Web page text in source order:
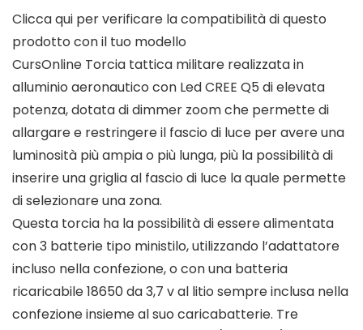
Clicca qui per verificare la compatibilità di questo
prodotto con il tuo modello
CursOnline Torcia tattica militare realizzata in
alluminio aeronautico con Led CREE Q5 di elevata
potenza, dotata di dimmer zoom che permette di
allargare e restringere il fascio di luce per avere una
luminosità più ampia o più lunga, più la possibilità di
inserire una griglia al fascio di luce la quale permette
di selezionare una zona.
Questa torcia ha la possibilità di essere alimentata
con 3 batterie tipo ministilo, utilizzando l’adattatore
incluso nella confezione, o con una batteria
ricaricabile 18650 da 3,7 v al litio sempre inclusa nella
confezione insieme al suo caricabatterie. Tre